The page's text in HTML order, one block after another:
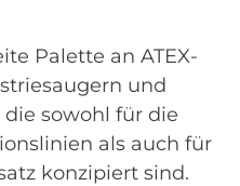
Palette an ATEX-
und
sowohl für die
als auch für
konzipiert sind.